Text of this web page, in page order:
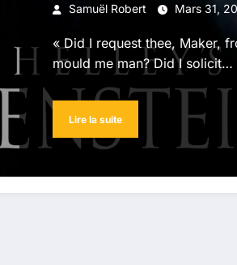
Samuël Robert Mars 31,
« Did I request thee, Maker,
mould me man? Did I solicit…
Lire la suite